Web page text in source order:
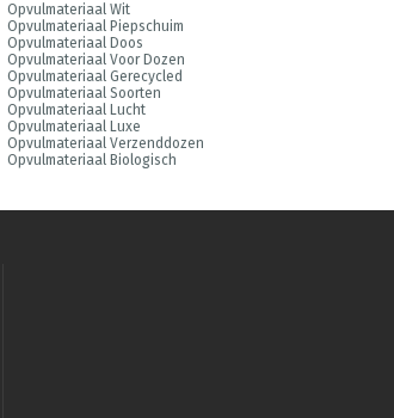
Opvulmateriaal Wit
Opvulmateriaal Piepschuim
Opvulmateriaal Doos
Opvulmateriaal Voor Dozen
Opvulmateriaal Gerecycled
Opvulmateriaal Soorten
Opvulmateriaal Lucht
Opvulmateriaal Luxe
Opvulmateriaal Verzenddozen
Opvulmateriaal Biologisch